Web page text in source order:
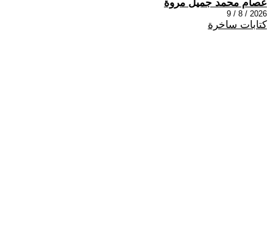
عصام محمد جميل مروة
2026 / 8 / 9
كتابات ساخرة